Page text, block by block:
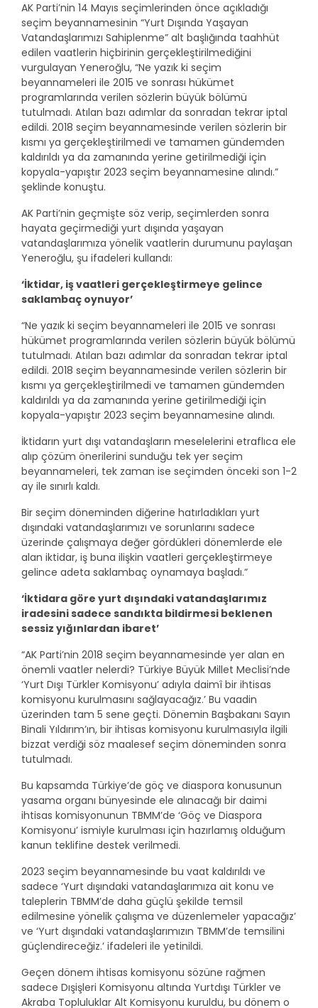
AK Parti’nin 14 Mayıs seçimlerinden önce açıkladığı
seçim beyannamesinin “Yurt Dışında Yaşayan
Vatandaşlarımızı Sahiplenme” alt başlığında taahhüt
edilen vaatlerin hiçbirinin gerçekleştirilmediğini
vurgulayan Yeneroğlu, “Ne yazık ki seçim
beyannameleri ile 2015 ve sonrası hükümet
programlarında verilen sözlerin büyük bölümü
tutulmadı. Atılan bazı adımlar da sonradan tekrar iptal
edildi. 2018 seçim beyannamesinde verilen sözlerin bir
kısmı ya gerçekleştirilmedi ve tamamen gündemden
kaldırıldı ya da zamanında yerine getirilmediği için
kopyala-yapıştır 2023 seçim beyannamesine alındı.”
şeklinde konuştu.
AK Parti’nin geçmişte söz verip, seçimlerden sonra
hayata geçirmediği yurt dışında yaşayan
vatandaşlarımıza yönelik vaatlerin durumunu paylaşan
Yeneroğlu, şu ifadeleri kullandı:
‘İktidar, iş vaatleri gerçekleştirmeye gelince
saklambaç oynuyor’
“Ne yazık ki seçim beyannameleri ile 2015 ve sonrası
hükümet programlarında verilen sözlerin büyük bölümü
tutulmadı. Atılan bazı adımlar da sonradan tekrar iptal
edildi. 2018 seçim beyannamesinde verilen sözlerin bir
kısmı ya gerçekleştirilmedi ve tamamen gündemden
kaldırıldı ya da zamanında yerine getirilmediği için
kopyala-yapıştır 2023 seçim beyannamesine alındı.
İktidarın yurt dışı vatandaşların meselelerini etraflıca ele
alıp çözüm önerilerini sunduğu tek yer seçim
beyannameleri, tek zaman ise seçimden önceki son 1-2
ay ile sınırlı kaldı.
Bir seçim döneminden diğerine hatırladıkları yurt
dışındaki vatandaşlarımızı ve sorunlarını sadece
üzerinde çalışmaya değer gördükleri dönemlerde ele
alan iktidar, iş buna ilişkin vaatleri gerçekleştirmeye
gelince adeta saklambaç oynamaya başladı.”
‘İktidara göre yurt dışındaki vatandaşlarımız
iradesini sadece sandıkta bildirmesi beklenen
sessiz yığınlardan ibaret’
“AK Parti’nin 2018 seçim beyannamesinde yer alan en
önemli vaatler nelerdi? Türkiye Büyük Millet Meclisi’nde
‘Yurt Dışı Türkler Komisyonu’ adıyla daimî bir ihtisas
komisyonu kurulmasını sağlayacağız.’ Bu vaadin
üzerinden tam 5 sene geçti. Dönemin Başbakanı Sayın
Binali Yıldırım’ın, bir ihtisas komisyonu kurulmasıyla ilgili
bizzat verdiği söz maalesef seçim döneminden sonra
tutulmadı.
Bu kapsamda Türkiye’de göç ve diaspora konusunun
yasama organı bünyesinde ele alınacağı bir daimi
ihtisas komisyonunun TBMM’de ‘Göç ve Diaspora
Komisyonu’ ismiyle kurulması için hazırlamış olduğum
kanun teklifine destek verilmedi.
2023 seçim beyannamesinde bu vaat kaldırıldı ve
sadece ‘Yurt dışındaki vatandaşlarımıza ait konu ve
taleplerin TBMM’de daha güçlü şekilde temsil
edilmesine yönelik çalışma ve düzenlemeler yapacağız’
ve ‘Yurt dışındaki vatandaşlarımızın TBMM’de temsilini
güçlendireceğiz.’ ifadeleri ile yetinildi.
Geçen dönem ihtisas komisyonu sözüne rağmen
sadece Dışişleri Komisyonu altında Yurtdışı Türkler ve
Akraba Topluluklar Alt Komisyonu kuruldu, bu dönem o